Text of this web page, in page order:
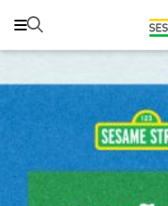
Buscar
Buscar
ABCs and 123s
Healthy Minds and Bodies